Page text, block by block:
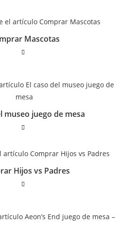
Mascotas
museo juego de mesa
Hijos vs Padres